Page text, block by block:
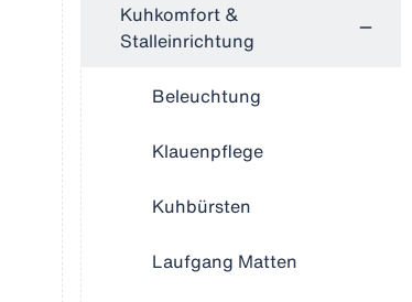
Kuhkomfort &
Stalleinrichtung
Beleuchtung
Klauenpflege
Kuhbürsten
Laufgang Matten